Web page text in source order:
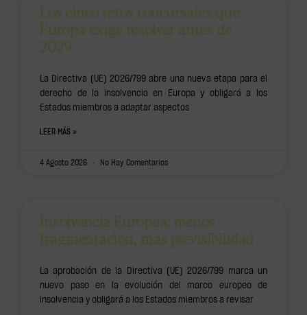
Los cinco retos concursales que
Europa exige resolver antes de
2029
La Directiva (UE) 2026/799 abre una nueva etapa para el
derecho de la insolvencia en Europa y obligará a los
Estados miembros a adaptar aspectos
LEER MÁS »
4 Agosto 2026 No Hay Comentarios
Insolvencia Europea: menos
fragmentación, más previsibilidad
La aprobación de la Directiva (UE) 2026/799 marca un
nuevo paso en la evolución del marco europeo de
insolvencia y obligará a los Estados miembros a revisar